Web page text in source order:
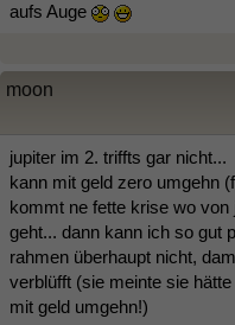
aufs Auge
moon
jupiter im 2. triffts gar nicht...
kann mit geld zero umgehn
kommt ne fette krise wo
geht... dann kann ich so gut
rahmen überhaupt nicht,
verblüfft (sie meinte sie
mit geld umgehn!)